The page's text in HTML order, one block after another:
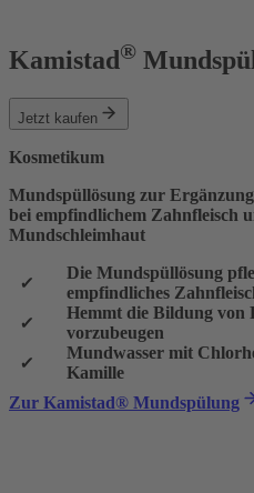
Kamistad®
Jetzt kaufen
Kosmetikum
Mundspüllösung zur
bei empfindlichem Zahnfleisch
Mundschleimhaut
Die Mundspüllösung
empfindliches
Hemmt die Bildung von
vorzubeugen
Mundwasser mit
Kamille
Zur Kamistad® Mundspülung